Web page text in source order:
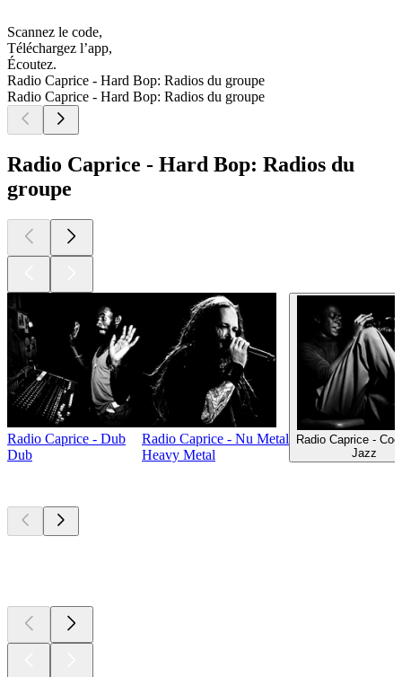
Scannez le code,
Téléchargez l’app,
Écoutez.
Radio Caprice - Hard Bop: Radios du groupe
Radio Caprice - Hard Bop: Radios du groupe
Radio Caprice - Hard Bop: Radios du
groupe
Radio Caprice - Dub
Dub
Radio Caprice - Nu Metal
Heavy Metal
Radio Caprice -
Jazz